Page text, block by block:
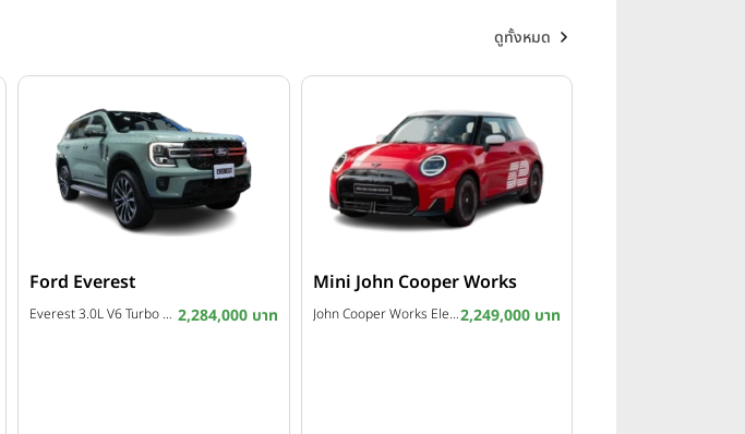
ดูทั้งหมด
Ford Everest
Everest 3.0L V6 Turbo Platinum 4WD 10AT ปี 2026 2,284,000 บาท
Mini John Cooper Works
John Cooper Works Electric 1965 Victory Edition ปี 20262,249,000 บาท